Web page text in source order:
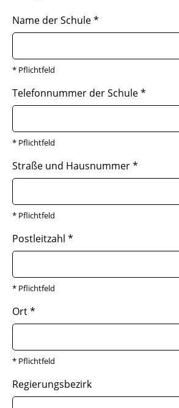
Name der Schule*
* Pflichtfeld
Telefonnummer der Schule*
* Pflichtfeld
Straße und Hausnummer*
* Pflichtfeld
Postleitzahl *
* Pflichtfeld
Ort*
* Pflichtfeld
Regierungsbezirk